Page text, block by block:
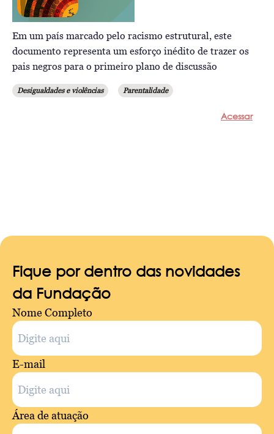
Em um país marcado pelo racismo estrutural, este
documento representa um esforço inédito de trazer os
pais negros para o primeiro plano de discussão
Desigualdades e violências Parentalidade
Acessar
Fique por dentro das novidades
da Fundação
Nome Completo
E-mail
Área de atuação